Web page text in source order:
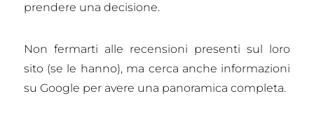
prendere una decisione.
Non fermarti alle recensioni presenti sul loro
sito (se le hanno), ma cerca anche informazioni
su Google per avere una panoramica completa.